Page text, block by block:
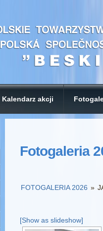
Kalendarz akcji
Fotogaleria
FOTOGALERIA 2026 »
[Show as slideshow]